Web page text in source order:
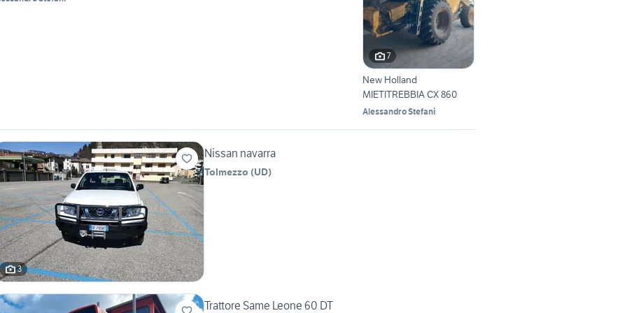
7
New Holland
MIETITREBBIA CX 860
Alessandro Stefani
3
Nissan navarra
Tolmezzo (UD)
Trattore Same Leone 60 DT